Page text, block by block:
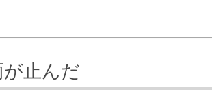
止んだ